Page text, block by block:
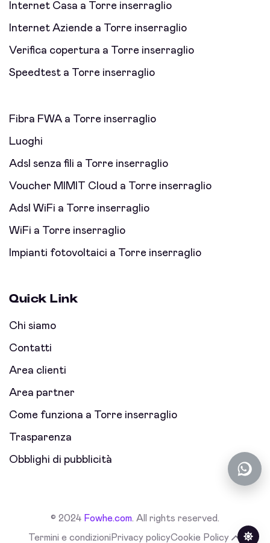
Internet Casa a Torre inserraglio
Internet Aziende a Torre inserraglio
Verifica copertura a Torre inserraglio
Speedtest a Torre inserraglio
Fibra FWA a Torre inserraglio
Luoghi
Adsl senza fili a Torre inserraglio
Voucher MIMIT Cloud a Torre inserraglio
Adsl WiFi a Torre inserraglio
WiFi a Torre inserraglio
Impianti fotovoltaici a Torre inserraglio
Quick Link
Chi siamo
Contatti
Area clienti
Area partner
Come funziona a Torre inserraglio
Trasparenza
Obblighi di pubblicità
© 2024 Fowhe.com. All rights reserved.
Termini e condizioni Privacy policyCookie Policy